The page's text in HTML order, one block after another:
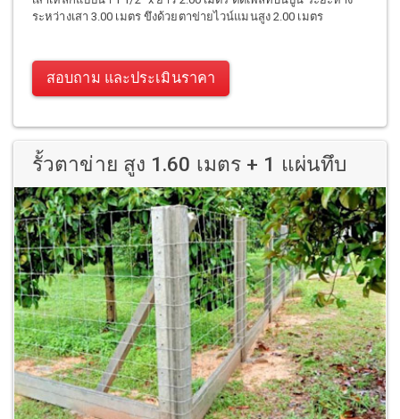
ระหว่างเสา 3.00 เมตร ขึงด้วยตาข่ายไวน์แมนสูง 2.00 เมตร
สอบถาม และประเมินราคา
รั้วตาข่าย สูง 1.60 เมตร + 1 แผ่นทึบ